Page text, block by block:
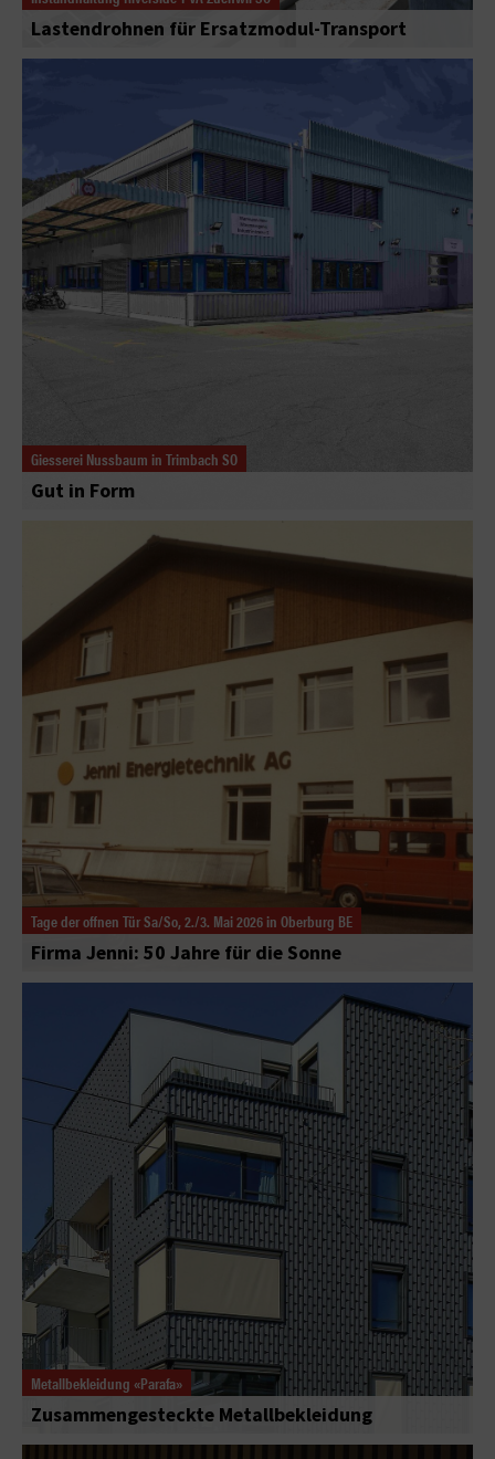
Lastendrohnen für Ersatzmodul-Transport
Giesserei Nussbaum in Trimbach SO
Gut in Form
Tage der offnen Tür Sa/So, 2./3. Mai 2026 in Oberburg BE
Firma Jenni: 50 Jahre für die Sonne
Metallbekleidung «Parafa»
Zusammengesteckte Metallbekleidung